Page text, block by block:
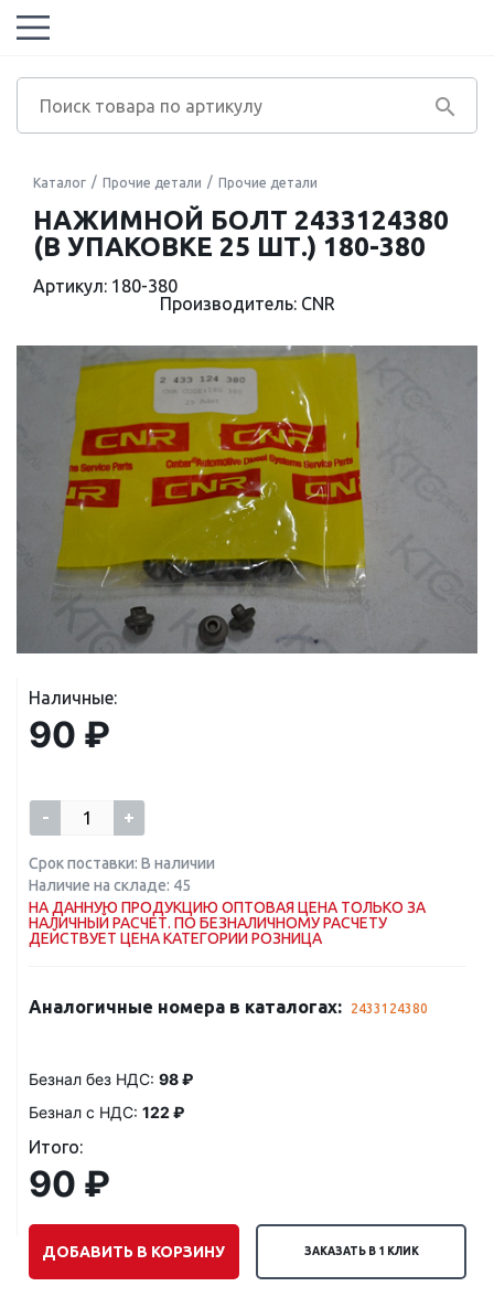
Каталог Прочие детали Прочие детали
НАЖИМНОЙ БОЛТ 2433124380
(В УПАКОВКЕ 25 ШТ.) 180-380
Артикул: 180-380
Производитель: CNR
Наличные:
90 ₽
- +
Срок поставки: В наличии
Наличие на складе: 45
НА ДАННУЮ ПРОДУКЦИЮ ОПТОВАЯ ЦЕНА ТОЛЬКО ЗА
НАЛИЧНЫЙ РАСЧЕТ. ПО БЕЗНАЛИЧНОМУ РАСЧЕТУ
ДЕЙСТВУЕТ ЦЕНА КАТЕГОРИИ РОЗНИЦА
Аналогичные номера в каталогах: 2433124380
Безнал без НДС: 98 ₽
Безнал с НДС: 122 ₽
Итого:
90 ₽
ДОБАВИТЬ В КОРЗИНУ ЗАКАЗАТЬ В 1 КЛИК